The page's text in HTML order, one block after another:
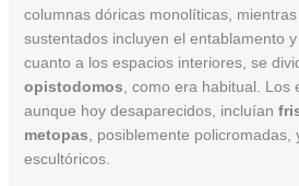
columnas dóricas monolíticas,
sustentados incluyen el entablamento
cuanto a los espacios interiores, se
opistodomos , como era habitual. Los
aunque hoy desaparecidos, incluían
metopas , posiblemente
escultóricos.